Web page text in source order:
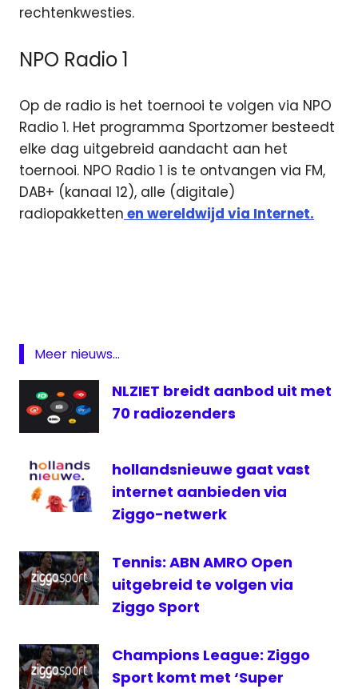
rechtenkwesties.
NPO Radio 1
Op de radio is het toernooi te volgen via NPO
Radio 1. Het programma Sportzomer besteedt
elke dag uitgebreid aandacht aan het
toernooi. NPO Radio 1 is te ontvangen via FM,
DAB+ (kanaal 12), alle (digitale)
radiopakketten en wereldwijd via Internet.
tennis
Wimbledon
live
Meer nieuws...
NLZIET breidt aanbod uit met
70 radiozenders
hollandsnieuwe gaat vast
internet aanbieden via
Ziggo-netwerk
Tennis: ABN AMRO Open
uitgebreid te volgen via
Ziggo Sport
Champions League: Ziggo
Sport komt met ‘Super